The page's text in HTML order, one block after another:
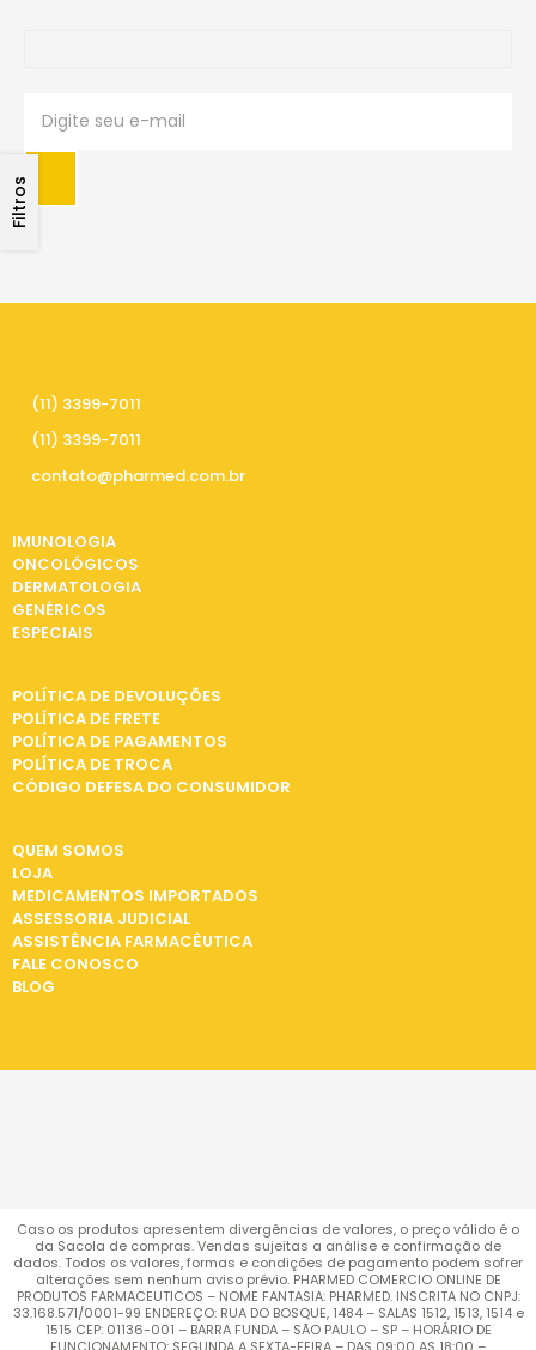
Filtros
(11) 3399-7011
(11) 3399-7011
contato@pharmed.com.br
IMUNOLOGIA
ONCOLÓGICOS
DERMATOLOGIA
GENÉRICOS
ESPECIAIS
POLÍTICA DE DEVOLUÇÕES
POLÍTICA DE FRETE
POLÍTICA DE PAGAMENTOS
POLÍTICA DE TROCA
CÓDIGO DEFESA DO CONSUMIDOR
QUEM SOMOS
LOJA
MEDICAMENTOS IMPORTADOS
ASSESSORIA JUDICIAL
ASSISTÊNCIA FARMACÊUTICA
FALE CONOSCO
BLOG
Caso os produtos apresentem divergências de valores, o preço válido é o
da Sacola de compras. Vendas sujeitas a análise e confirmação de
dados. Todos os valores, formas e condições de pagamento podem sofrer
alterações sem nenhum aviso prévio. PHARMED COMERCIO ONLINE DE
PRODUTOS FARMACEUTICOS – NOME FANTASIA: PHARMED. INSCRITA NO CNPJ:
33.168.571/0001-99 ENDEREÇO: RUA DO BOSQUE, 1484 – SALAS 1512, 1513, 1514 e
1515 CEP: 01136-001 – BARRA FUNDA – SÃO PAULO – SP – HORÁRIO DE